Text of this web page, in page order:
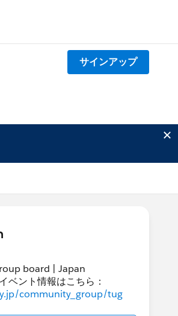
サインアップ
board | Japan
ベント情報はこちら：
community_group/tug